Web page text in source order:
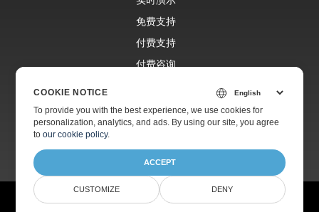
免费支持
付费支持
付费咨询
网站
关于
© Aspose Pty Ltd 2001-2026.
COOKIE NOTICE
To provide you with the best experience, we use cookies for
personalization, analytics, and ads. By using our site, you agree
toour cookie policy.
ACCEPT
CUSTOMIZE DENY